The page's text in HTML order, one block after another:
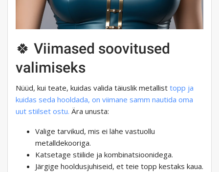
🍀 Viimased soovitused
valimiseks
Nüüd, kui teate, kuidas valida täiuslik metallist topp ja
kuidas seda hooldada, on viimane samm nautida oma
uut stiilset ostu. Ära unusta:
Valige tarvikud, mis ei lähe vastuollu
metalldekooriga.
Katsetage stiilide ja kombinatsioonidega.
Järgige hooldusjuhiseid, et teie topp kestaks kaua.